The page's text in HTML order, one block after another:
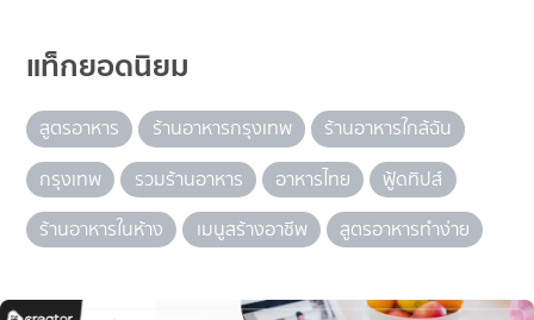
แท็กยอดนิยม
สูตรอาหาร ร้านอาหารกรุงเทพ
ร้านอาหารใกล้ฉัน
กรุงเทพ
รวมร้านอาหาร อาหารไทย
ฟู้ดทิปส์
ร้านอาหารในห้าง
เมนูสร้างอาชีพ สูตรอาหารทำง่าย